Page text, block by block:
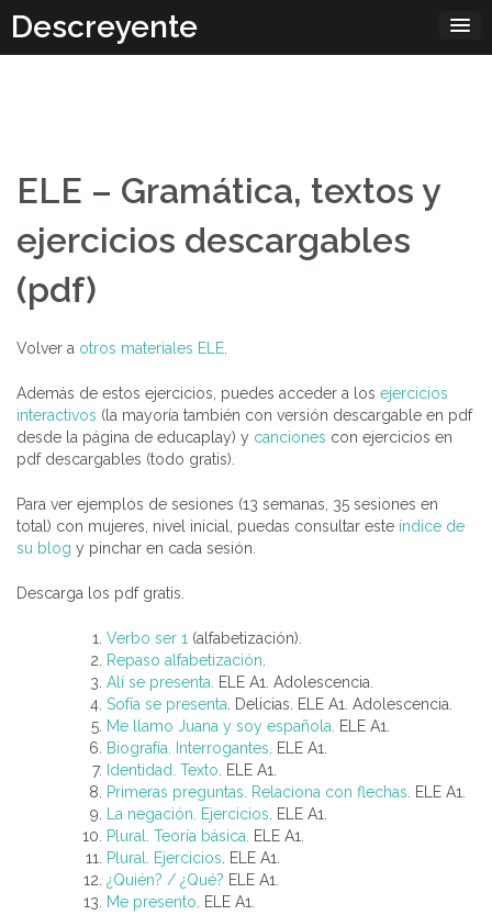
content
Descreyente
ELE – Gramática, textos y
ejercicios descargables
(pdf)
Volver a otros materiales ELE.
Además de estos ejercicios, puedes acceder a los ejercicios
interactivos (la mayoría también con versión descargable en pdf
desde la página de educaplay) y canciones con ejercicios en
pdf descargables (todo gratis).
Para ver ejemplos de sesiones (13 semanas, 35 sesiones en
total) con mujeres, nivel inicial, puedas consultar este índice de
su blog y pinchar en cada sesión.
Descarga los pdf gratis.
Verbo ser 1 (alfabetización).
Repaso alfabetización.
Alí se presenta. ELE A1. Adolescencia.
Sofía se presenta. Delicias. ELE A1. Adolescencia.
Me llamo Juana y soy española. ELE A1.
Biografía. Interrogantes. ELE A1.
Identidad. Texto. ELE A1.
Primeras preguntas. Relaciona con flechas. ELE A1.
La negación. Ejercicios. ELE A1.
Plural. Teoría básica. ELE A1.
Plural. Ejercicios. ELE A1.
¿Quién? / ¿Qué? ELE A1.
Me presento. ELE A1.